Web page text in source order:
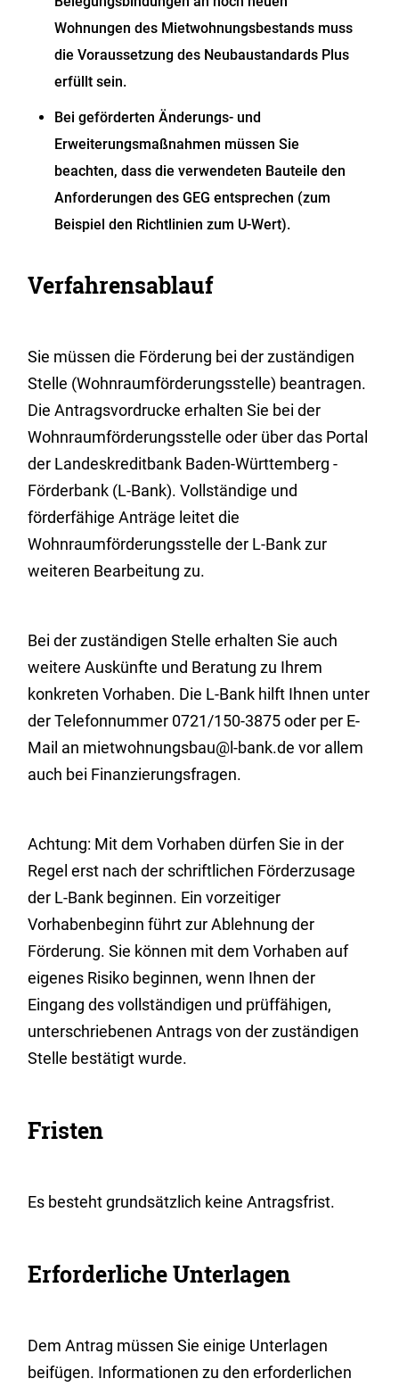
Wohnungen des Mietwohnungsbestands muss
die Voraussetzung des Neubaustandards Plus
erfüllt sein.
Bei geförderten Änderungs- und
Erweiterungsmaßnahmen müssen Sie
beachten, dass die verwendeten Bauteile den
Anforderungen des GEG entsprechen (zum
Beispiel den Richtlinien zum U-Wert).
Verfahrensablauf
Sie müssen die Förderung bei der zuständigen
Stelle (Wohnraumförderungsstelle) beantragen.
Die Antragsvordrucke erhalten Sie bei der
Wohnraumförderungsstelle oder über das Portal
der Landeskreditbank Baden-Württemberg -
Förderbank (L-Bank).Vollständige und
förderfähige Anträge leitet die
Wohnraumförderungsstelle der L-Bank zur
weiteren Bearbeitung zu.
Bei der zuständigen Stelle erhalten Sie auch
weitere Auskünfte und Beratung zu Ihrem
konkreten Vorhaben. Die L-Bank hilft Ihnen unter
der Telefonnummer 0721/150-3875 oder per E-
Mail an mietwohnungsbau@l-bank.de vor allem
auch bei Finanzierungsfragen.
Achtung: Mit dem Vorhaben dürfen Sie in der
Regel erst nach der schriftlichen Förderzusage
der L-Bank beginnen. Ein vorzeitiger
Vorhabenbeginn führt zur Ablehnung der
Förderung.Sie können mit dem Vorhaben auf
eigenes Risiko beginnen, wenn Ihnen der
Eingang des vollständigen und prüffähigen,
unterschriebenen Antrags von der zuständigen
Stelle bestätigt wurde.
Fristen
Es besteht grundsätzlich keine Antragsfrist.
Erforderliche Unterlagen
Dem Antrag müssen Sie einige Unterlagen
beifügen. Informationen zu den erforderlichen